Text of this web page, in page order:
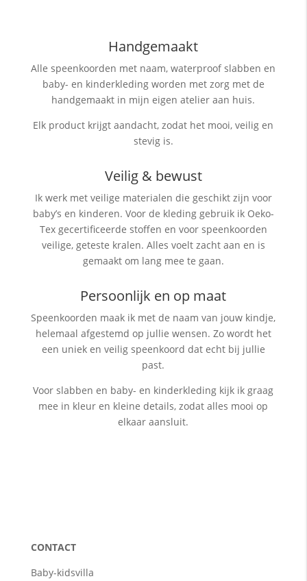
Handgemaakt
Alle speenkoorden met naam, waterproof slabbenen
baby- en kinderkleding worden met zorg met de
handgemaakt in mijn eigen atelier aan huis.
Elk product krijgt aandacht, zodat het mooi, veilig en
stevig is.
Veilig & bewust
Ik werk met veilige materialen die geschikt zijn voor
baby’s en kinderen. Voor de kleding gebruik ik Oeko-
Tex gecertificeerde stoffen en voor speenkoorden
veilige, geteste kralen. Alles voelt zacht aan en is
gemaakt om lang mee te gaan.
Persoonlijk en op maat
Speenkoorden maak ik met de naam van jouw kindje,
helemaal afgestemd op jullie wensen. Zo wordt het
een uniek en veilig speenkoord dat echt bij jullie
past.
Voor slabben en baby- en kinderkleding kijk ik graag
mee in kleur en kleine details, zodat alles mooi op
elkaar aansluit.
CONTACT
Baby-kidsvilla